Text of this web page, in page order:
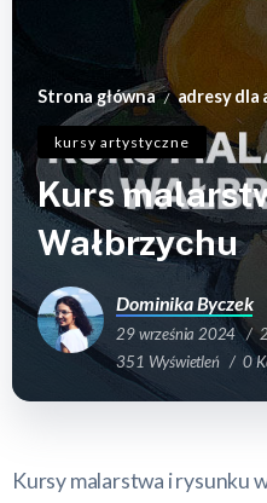
Strona główna / adresy
kursy artystyczne
Kurs
Wałbrzychu
Dominika Byczek
29 września 2024
351 Wyświetleń
0
Kursy malarstwa i rysunku